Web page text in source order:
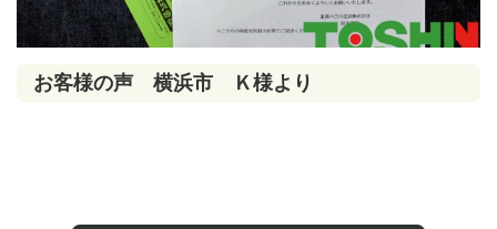
お客様の声 横浜市 Ｋ様より